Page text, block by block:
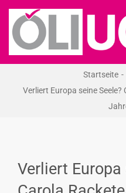
Zum
Inhalt
springen
Startseite
Verliert Europa seine
Verliert Europa